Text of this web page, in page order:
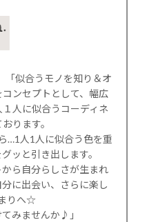
「似合うモノを知り＆オ
ンセプトとして、幅広
人に似合うコーディネ
ります。
…1人1人に似合う色を重
ッと引き出します。
ら自分らしさが生まれ
に出会い、さらに楽し
りへ☆
てみませんか♪」